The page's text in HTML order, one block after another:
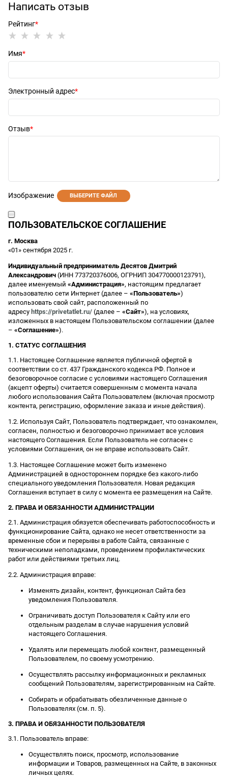
Написать отзыв
Рейтинг
Имя
Электронный адрес
Отзыв
Изображение ВЫБЕРИТЕ ФАЙЛ
ПОЛЬЗОВАТЕЛЬСКОЕ СОГЛАШЕНИЕ
г. Москва
«01» сентября 2025 г.
Индивидуальный предприниматель Десятов Дмитрий
Александрович (ИНН 773720376006, ОГРНИП 304770000123791),
далее именуемый «Администрация», настоящим предлагает
пользователю сети Интернет (далее – «Пользователь»)
использовать свой сайт, расположенный по
адресу https://privetatlet.ru/ (далее – «Сайт»), на условиях,
изложенных в настоящем Пользовательском соглашении (далее
– «Соглашение»).
1. СТАТУС СОГЛАШЕНИЯ
1.1. Настоящее Соглашение является публичной офертой в
соответствии со ст. 437 Гражданского кодекса РФ. Полное и
безоговорочное согласие с условиями настоящего Соглашения
(акцепт оферты) считается совершенным с момента начала
любого использования Сайта Пользователем (включая просмотр
контента, регистрацию, оформление заказа и иные действия).
1.2. Используя Сайт, Пользователь подтверждает, что ознакомлен,
согласен, полностью и безоговорочно принимает все условия
настоящего Соглашения. Если Пользователь не согласен с
условиями Соглашения, он не вправе использовать Сайт.
1.3. Настоящее Соглашение может быть изменено
Администрацией в одностороннем порядке без какого-либо
специального уведомления Пользователя. Новая редакция
Соглашения вступает в силу с момента ее размещения на Сайте.
2. ПРАВА И ОБЯЗАННОСТИ АДМИНИСТРАЦИИ
2.1. Администрация обязуется обеспечивать работоспособность и
функционирование Сайта, однако не несет ответственности за
временные сбои и перерывы в работе Сайта, связанные с
техническими неполадками, проведением профилактических
работ или действиями третьих лиц.
2.2. Администрация вправе:
Изменять дизайн, контент, функционал Сайта без
уведомления Пользователя.
Ограничивать доступ Пользователя к Сайту или его
отдельным разделам в случае нарушения условий
настоящего Соглашения.
Удалять или перемещать любой контент, размещенный
Пользователем, по своему усмотрению.
Осуществлять рассылку информационных и рекламных
сообщений Пользователям, зарегистрированным на Сайте.
Собирать и обрабатывать обезличенные данные о
Пользователях (см. п. 5).
3. ПРАВА И ОБЯЗАННОСТИ ПОЛЬЗОВАТЕЛЯ
3.1. Пользователь вправе:
Осуществлять поиск, просмотр, использование
информации и Товаров, размещенных на Сайте, в законных
личных целях.